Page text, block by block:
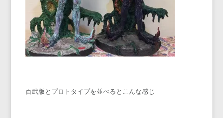
百武版とプロトタイプを並べるとこんな感じ